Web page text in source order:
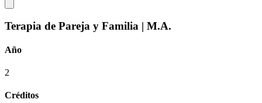
Terapia de Pareja y Familia | M.A.
Año
2
Créditos